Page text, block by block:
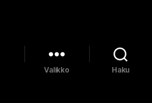
Valikko Haku